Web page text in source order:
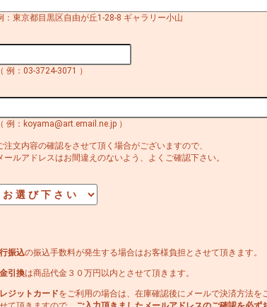
：東京都目黒区自由が丘1-28-8 ギャラリー小山
（ 例：03-3724-3071 ）
（ 例：koyama@art.email.ne.jp ）
注文内容の確認をさせて頂く場合がございますので、
ールアドレスはお間違えのないよう、よくご確認下さい。
振込の振込手数料が発生する場合はお客様負担とさせて頂きます。
引換は商品代金３０万円以内とさせて頂きます。
ジットカードをご利用の場合は、在庫確認後にメールで決済方法を